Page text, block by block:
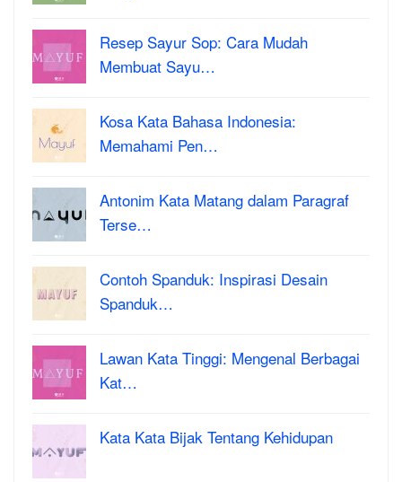
Resep Sayur Sop: Cara Mudah
Membuat Sayu…
Kosa Kata Bahasa Indonesia:
Memahami Pen…
Antonim Kata Matang dalam Paragraf
Terse…
Contoh Spanduk: Inspirasi Desain
Spanduk…
Lawan Kata Tinggi: Mengenal Berbagai
Kat…
Kata Kata Bijak Tentang Kehidupan